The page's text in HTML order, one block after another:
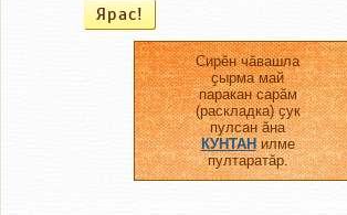
Сирӗн чӑвашла
ҫырма май
паракан сарӑм
(раскладка) ҫук
пулсан ӑна
КУНТАНилме
пултаратӑр.